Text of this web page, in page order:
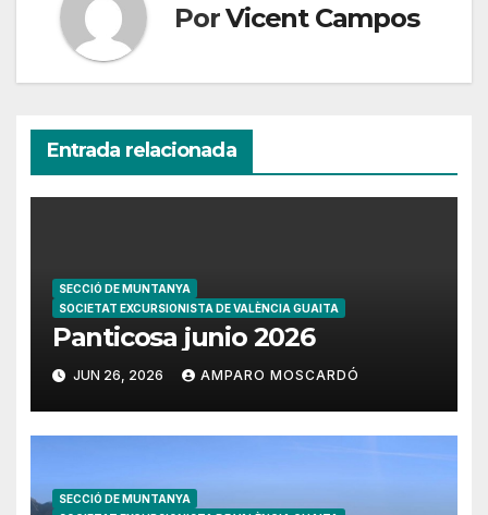
PorVicent Campos
Entrada relacionada
SECCIÓ DE MUNTANYA
SOCIETAT EXCURSIONISTA DE VALÈNCIA GUAITA
Panticosa junio 2026
JUN 26, 2026 AMPARO MOSCARDÓ
SECCIÓ DE MUNTANYA